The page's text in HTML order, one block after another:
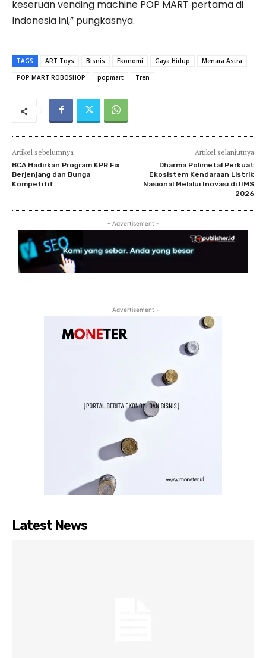
keseruan vending machine POP MART pertama di
Indonesia ini,” pungkasnya.
TAGS ART Toys Bisnis Ekonomi Gaya Hidup
Menara Astra
POP MART ROBOSHOP
popmart Tren
Artikel sebelumnya
BCA Hadirkan Program KPR Fix
Berjenjang dan Bunga
Kompetitif
Artikel selanjutnya
Dharma Polimetal Perkuat
Ekosistem Kendaraan Listrik
Nasional Melalui Inovasi di IIMS
2026
- Advertisement -
- Advertisement -
Latest News